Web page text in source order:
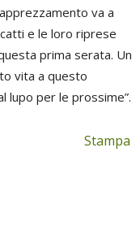
va a
e le loro riprese
prima serata. Un
vita a questo
lupo per le prossime”.
Stampa